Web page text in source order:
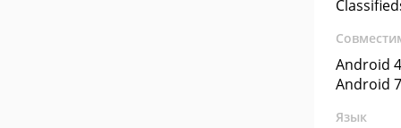
Android
Android
Язык